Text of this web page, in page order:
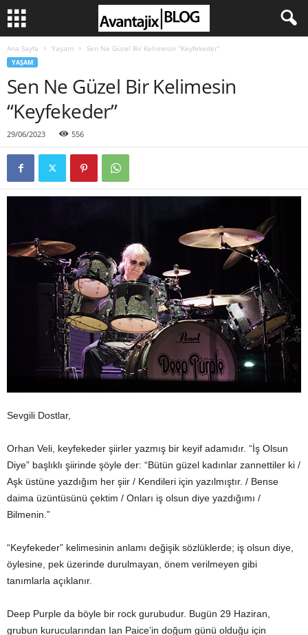
Ana Sayfa Yaşam Sen Ne Güzel Bir Kelimesin “Keyfekeder”
YAŞAM
Sen Ne Güzel Bir Kelimesin
“Keyfekeder”
29/06/2023 556
Sevgili Dostlar,
Orhan Veli, keyfekeder şiirler yazmış bir keyif adamıdır. “İş Olsun
Diye” başlıklı şiirinde şöyle der: “Bütün güzel kadınlar zannettiler ki /
Aşk üstüne yazdığım her şiir / Kendileri için yazılmıştır. / Bense
daima üzüntüsünü çektim / Onları iş olsun diye yazdığımı /
Bilmenin.”
“Keyfekeder” kelimesinin anlamı değişik sözlüklerde; iş olsun diye,
öylesine, pek üzerinde durulmayan, önem verilmeyen gibi
tanımlarla açıklanır.
Deep Purple da böyle bir rock gurubudur. Bugün 29 Haziran,
grubun kurucularından Ian Paice’in doğum günü olduğu için